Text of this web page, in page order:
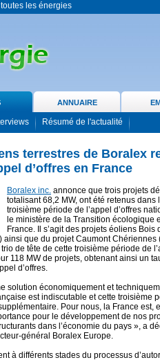
les énergies
ANNUAIRE
Résumé de l'actualité
terrestres de Boralex
d’offres en France
Boralex inc. annonce que trois projets
totalisant 68,2 MW, ont été retenus dans
troisième période de l’appel d’offres
le ministère de la Transition écologique
France. Il s’agit des projets éoliens Bois
ainsi que du projet Caumont Chériennes
de tête de cette troisième période de
118 MW de projets, obtenant ainsi un
d’offres.
solution économiquement et
est indiscutable et cette troisième
Pour nous, la France est,
pour le développement de nos
dans l’économie du pays », a
général Boralex Europe.
à différents stades du processus